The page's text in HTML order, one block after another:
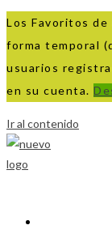
Los Favoritos
forma temporal
usuarios
en su cuenta.
Ir al contenido